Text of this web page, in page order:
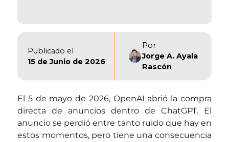
Publicado el
15 de Junio de 2026
Por
Jorge A. Ayala
Rascón
El 5 de mayo de 2026, OpenAI abrió la compra
directa de anuncios dentro de ChatGPT. El
anuncio se perdió entre tanto ruido que hay en
estos momentos, pero tiene una consecuencia